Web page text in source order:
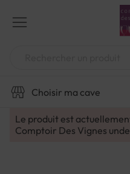
contenu
Choisir ma cave
Le produit est
Comptoir Des Vignes